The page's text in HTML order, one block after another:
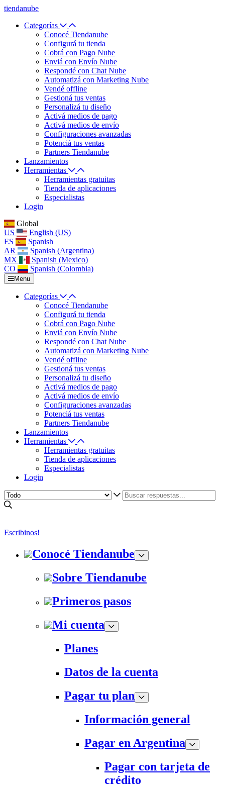
tiendanube
Categorías
Conocé Tiendanube
Configurá tu tienda
Cobrá con Pago Nube
Enviá con Envío Nube
Respondé con Chat Nube
Automatizá con Marketing Nube
Vendé offline
Gestioná tus ventas
Personalizá tu diseño
Activá medios de pago
Activá medios de envío
Configuraciones avanzadas
Potenciá tus ventas
Partners Tiendanube
Lanzamientos
Herramientas
Herramientas gratuitas
Tienda de aplicaciones
Especialistas
Login
Global
US
English (US)
ES
Spanish
AR
Spanish (Argentina)
MX
Spanish (Mexico)
CO
Spanish (Colombia)
Menu
Categorías
Conocé Tiendanube
Configurá tu tienda
Cobrá con Pago Nube
Enviá con Envío Nube
Respondé con Chat Nube
Automatizá con Marketing Nube
Vendé offline
Gestioná tus ventas
Personalizá tu diseño
Activá medios de pago
Activá medios de envío
Configuraciones avanzadas
Potenciá tus ventas
Partners Tiendanube
Lanzamientos
Herramientas
Herramientas gratuitas
Tienda de aplicaciones
Especialistas
Login
Escribinos!
Conocé Tiendanube
Sobre Tiendanube
Primeros pasos
Mi cuenta
Planes
Datos de la cuenta
Pagar tu plan
Información general
Pagar en Argentina
Pagar con tarjeta de
crédito